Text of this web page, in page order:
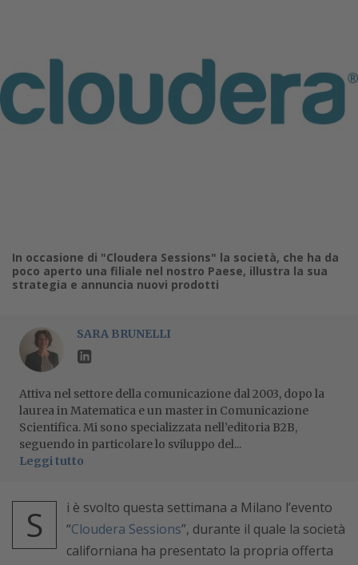
In occasione di "Cloudera Sessions" la società, che ha da
poco aperto una filiale nel nostro Paese, illustra la sua
strategia e annuncia nuovi prodotti
SARA BRUNELLI
Attiva nel settore della comunicazione dal 2003, dopo la
laurea in Matematica e un master in Comunicazione
Scientifica. Mi sono specializzata nell’editoria B2B,
seguendo in particolare lo sviluppo del...
Leggi tutto
S
i è svolto questa settimana a Milano l’evento
“Cloudera Sessions”, durante il quale la società
californiana ha presentato la propria offerta